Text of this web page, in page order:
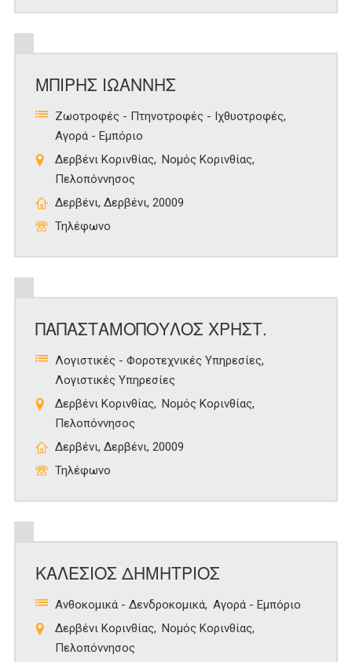
ΜΠΙΡΗΣ ΙΩΑΝΝΗΣ
Ζωοτροφές - Πτηνοτροφές - Ιχθυοτροφές
Αγορά - Εμπόριο
Δερβένι Κορινθίας
Νομός Κορινθίας
Πελοπόννησος
Δερβένι, Δερβένι, 20009
Τηλέφωνο
ΠΑΠΑΣΤΑΜΟΠΟΥΛΟΣ ΧΡΗΣΤ.
Λογιστικές - Φοροτεχνικές Υπηρεσίες
Λογιστικές Υπηρεσίες
Δερβένι Κορινθίας
Νομός Κορινθίας
Πελοπόννησος
Δερβένι, Δερβένι, 20009
Τηλέφωνο
ΚΑΛΕΣΙΟΣ ΔΗΜΗΤΡΙΟΣ
Ανθοκομικά - Δενδροκομικά Αγορά - Εμπόριο
Δερβένι Κορινθίας
Νομός Κορινθίας
Πελοπόννησος